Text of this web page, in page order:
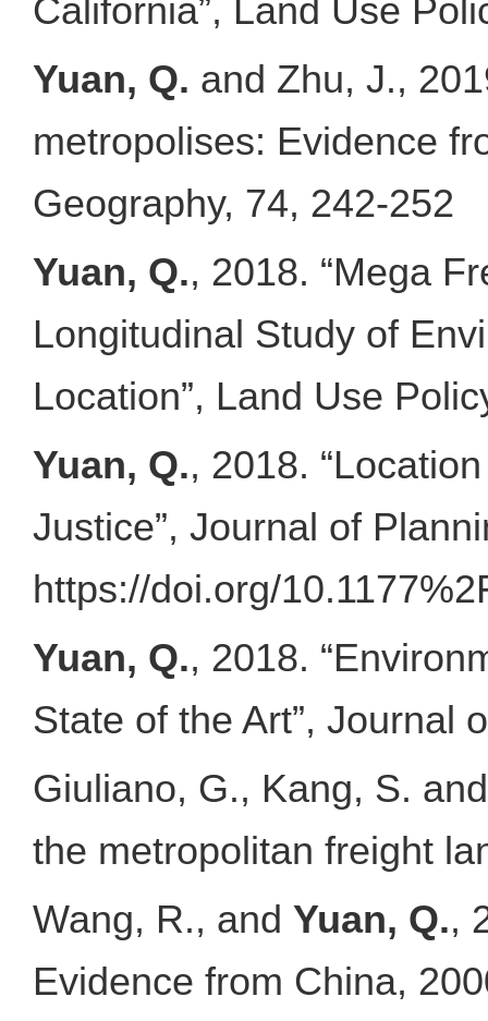
California”, Land Use
Yuan, Q. and Zhu, J.,
metropolises: Evidence
Geography, 74, 242-252
Yuan, Q., 2018. “Mega
Longitudinal Study of
Location”, Land Use
Yuan, Q., 2018.
Justice”, Journal of
https://doi.org/
Yuan, Q., 2018.
State of the Art”, Journal
Giuliano, G., Kang, S.
the metropolitan freight
Wang, R., and Yuan, Q.,
Evidence from China,